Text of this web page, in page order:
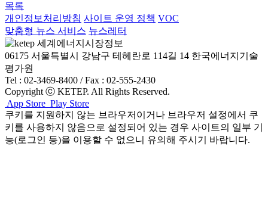
목록
개인정보처리방침 사이트 운영 정책 VOC
맞춤형 뉴스 서비스 뉴스레터
06175 서울특별시 강남구 테헤란로 114길 14 한국에너지기술
평가원
Tel : 02-3469-8400 / Fax : 02-555-2430
Copyright ⓒ KETEP. All Rights Reserved.
App Store Play Store
쿠키를 지원하지 않는 브라우저이거나 브라우저 설정에서 쿠
키를 사용하지 않음으로 설정되어 있는 경우 사이트의 일부 기
능(로그인 등)을 이용할 수 없으니 유의해 주시기 바랍니다.